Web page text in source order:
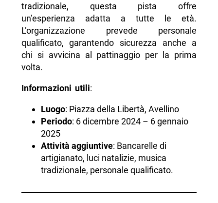
tradizionale, questa pista offre
un’esperienza adatta a tutte le età.
L’organizzazione prevede personale
qualificato, garantendo sicurezza anche a
chi si avvicina al pattinaggio per la prima
volta.
Informazioni utili:
Luogo: Piazza della Libertà, Avellino
Periodo: 6 dicembre 2024 – 6 gennaio
2025
Attività aggiuntive: Bancarelle di
artigianato, luci natalizie, musica
tradizionale, personale qualificato.